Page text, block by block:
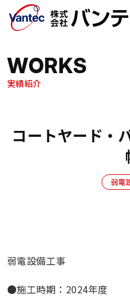
メインコンテンツへ移動
WORKS
実績紹介
コートヤード・
弱電
弱電設備工事
●施工時期：2024年度